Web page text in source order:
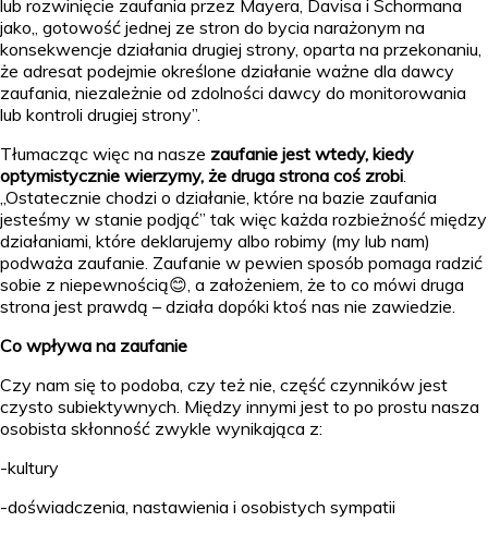
lub rozwinięcie zaufania przez Mayera, Davisa i Schormana
jako„ gotowość jednej ze stron do bycia narażonym na
konsekwencje działania drugiej strony, oparta na przekonaniu,
że adresat podejmie określone działanie ważne dla dawcy
zaufania, niezależnie od zdolności dawcy do monitorowania
lub kontroli drugiej strony”.
Tłumacząc więc na nasze zaufanie jest wtedy, kiedy
optymistycznie wierzymy, że druga strona coś zrobi.
„Ostatecznie chodzi o działanie, które na bazie zaufania
jesteśmy w stanie podjąć” tak więc każda rozbieżność między
działaniami, które deklarujemy albo robimy (my lub nam)
podważa zaufanie. Zaufanie w pewien sposób pomaga radzić
sobie z niepewnością😊, a założeniem, że to co mówi druga
strona jest prawdą – działa dopóki ktoś nas nie zawiedzie.
Co wpływa na zaufanie
Czy nam się to podoba, czy też nie, część czynników jest
czysto subiektywnych. Między innymi jest to po prostu nasza
osobista skłonność zwykle wynikająca z:
-kultury
-doświadczenia, nastawienia i osobistych sympatii